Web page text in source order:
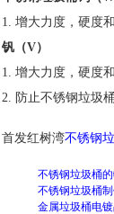
1. 增大力度，硬度
钒（V）
1. 增大力度，硬度
2. 防止不锈钢垃圾
首发红树湾不锈钢
不锈钢垃圾桶
不锈钢垃圾桶
金属垃圾桶电